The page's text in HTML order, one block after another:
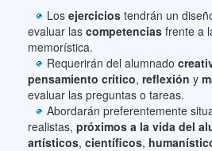
Los ejercicios tendrán un
evaluar las competencias frente a
memorística.
Requerirán del alumnado
pensamiento crítico, reflexión y
evaluar las preguntas o tareas.
Abordarán preferentemente
realistas, próximos a la vida del
artísticos, científicos,